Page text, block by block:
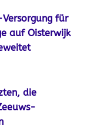
für
auf Oisterwijk
die